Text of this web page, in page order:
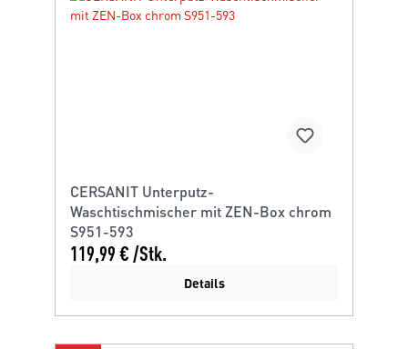
CERSANIT Unterputz-
Waschtischmischer mit ZEN-Box chrom
S951-593
119,99 € /Stk.
Details